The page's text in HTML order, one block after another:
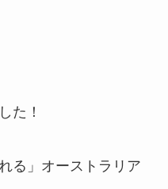
た！
る」オーストラリア